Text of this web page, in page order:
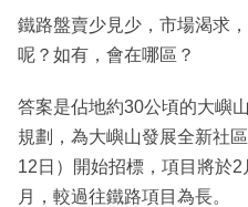
鐵路盤賣少見少，市場渴求
呢？如有，會在哪區？
答案是佔地約30公頃的大嶼
規劃，為大嶼山發展全新社
12日）開始招標，項目將於
月，較過往鐵路項目為長。